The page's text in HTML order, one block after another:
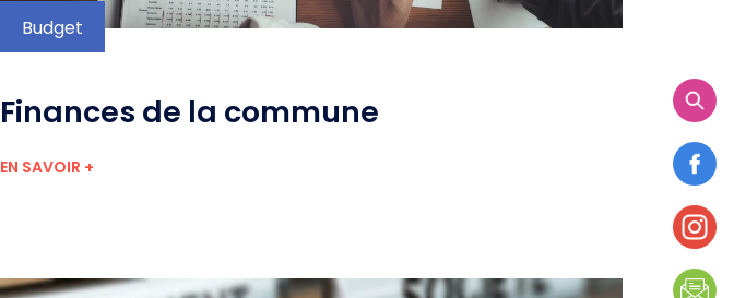
Budget
Finances de la commune
EN SAVOIR +